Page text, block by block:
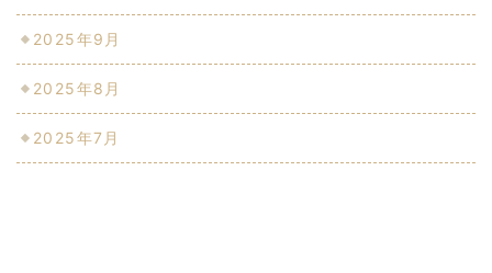
2025年9月
2025年8月
2025年7月